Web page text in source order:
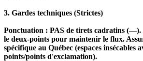
3. Gardes techniques (Strictes)
Ponctuation : PAS de tirets cadratins (—).
le deux-points pour maintenir le flux.
spécifique au Québec (espaces insécables
points/points d'exclamation).